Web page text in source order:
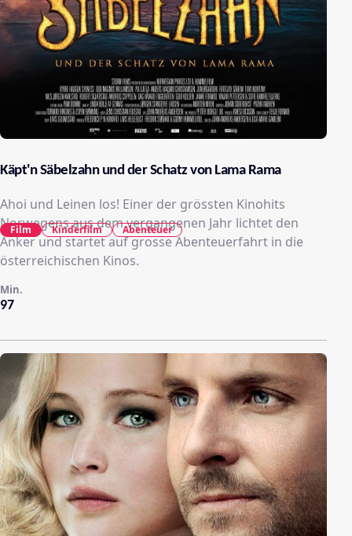
Käpt'n Säbelzahn und der Schatz von Lama Rama
Ahoi und Leinen los! Einer der grössten Kinohits
Norwegens aus dem vergangenen Jahr lichtet den
Anker und startet auf grosse Abenteuerfahrt in die
österreichischen Kinos.
97
Min.
Film Kinderfilm Abenteuer